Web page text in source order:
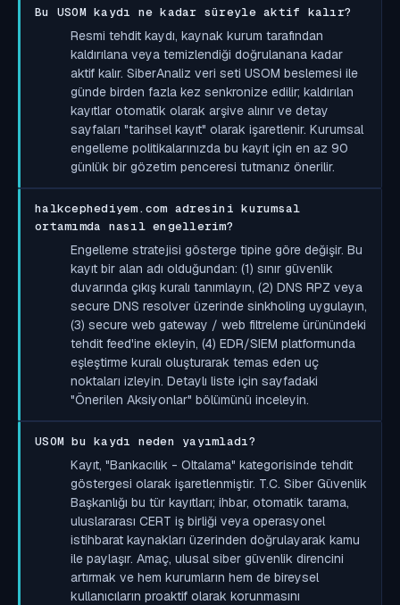
Bu USOM kaydı ne kadar süreyle aktif kalır?
Resmi tehdit kaydı, kaynak kurum tarafından
kaldırılana veya temizlendiği doğrulanana kadar
aktif kalır. SiberAnaliz veri seti USOM beslemesi ile
günde birden fazla kez senkronize edilir; kaldırılan
kayıtlar otomatik olarak arşive alınır ve detay
sayfaları "tarihsel kayıt" olarak işaretlenir. Kurumsal
engelleme politikalarınızda bu kayıt için en az 90
günlük bir gözetim penceresi tutmanız önerilir.
halkcephediyem.com adresini kurumsal
ortamımda nasıl engellerim?
Engelleme stratejisi gösterge tipine göre değişir. Bu
kayıt bir alan adı olduğundan: (1) sınır güvenlik
duvarında çıkış kuralı tanımlayın, (2) DNS RPZ veya
secure DNS resolver üzerinde sinkholing uygulayın,
(3) secure web gateway / web filtreleme ürünündeki
tehdit feed'ine ekleyin, (4) EDR/SIEM platformunda
eşleştirme kuralı oluşturarak temas eden uç
noktaları izleyin. Detaylı liste için sayfadaki
"Önerilen Aksiyonlar" bölümünü inceleyin.
USOM bu kaydı neden yayımladı?
Kayıt, "Bankacılık - Oltalama" kategorisinde tehdit
göstergesi olarak işaretlenmiştir. T.C. Siber Güvenlik
Başkanlığı bu tür kayıtları; ihbar, otomatik tarama,
uluslararası CERT iş birliği veya operasyonel
istihbarat kaynakları üzerinden doğrulayarak kamu
ile paylaşır. Amaç, ulusal siber güvenlik direncini
artırmak ve hem kurumların hem de bireysel
kullanıcıların proaktif olarak korunmasını